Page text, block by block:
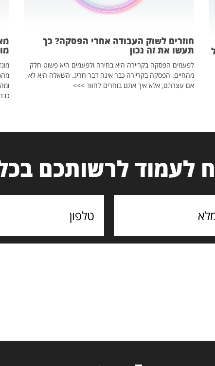
חוזרים לשוק העבודה אחרי הפסקה? כך
תעשו את זה נכון
לפעמים הפסקה בקריירה היא בחירה ולפעמים היא פשוט חלק
מהחיים. הפסקה בקריירה כבר אינה דבר חריג. השאלה היא לא
אם עצרתם, אלא איך אתם בוחרים לחזור >>>
לעמוד לרשותכם